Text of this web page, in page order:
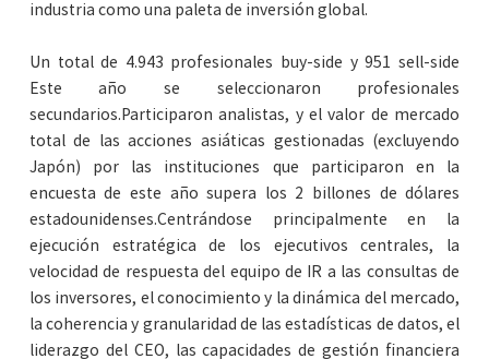
industria como una paleta de inversión global.
Un total de 4.943 profesionales buy-side y 951 sell-side
Este año se seleccionaron profesionales
secundarios.Participaron analistas, y el valor de mercado
total de las acciones asiáticas gestionadas (excluyendo
Japón) por las instituciones que participaron en la
encuesta de este año supera los 2 billones de dólares
estadounidenses.Centrándose principalmente en la
ejecución estratégica de los ejecutivos centrales, la
velocidad de respuesta del equipo de IR a las consultas de
los inversores, el conocimiento y la dinámica del mercado,
la coherencia y granularidad de las estadísticas de datos, el
liderazgo del CEO, las capacidades de gestión financiera